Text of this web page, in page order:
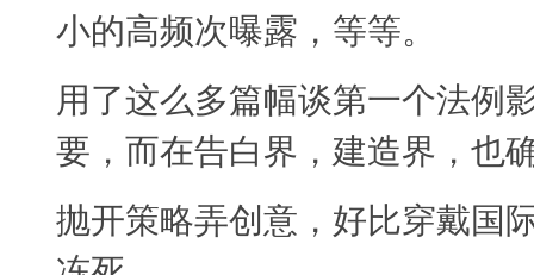
小的高频次曝露，等等。
用了这么多篇幅谈第一个法例
要，而在告白界，建造界，也
抛开策略弄创意，好比穿戴国